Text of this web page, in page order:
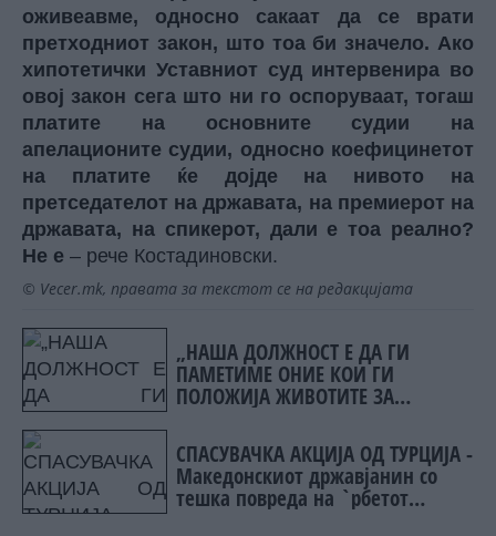
оживеавме, односно сакаат да се врати
претходниот закон, што тоа би значело. Ако
хипотетички Уставниот суд интервенира во
овој закон сега што ни го оспоруваат, тогаш
платите на основните судии на
апелационите судии, односно коефицинетот
на платите ќе дојде на нивото на
претседателот на државата, на премиерот на
државата, на спикерот, дали е тоа реално?
Не е – рече Костадиновски.
© Vecer.mk, правата за текстот се на редакцијата
„НАША ДОЛЖНОСТ Е ДА ГИ
ПАМЕТИМЕ ОНИЕ КОИ ГИ
ПОЛОЖИЈА ЖИВОТИТЕ ЗА
ТАТКОВИНАТА“
СПАСУВАЧКА АКЦИЈА ОД ТУРЦИЈА -
Македонскиот државјанин со
тешка повреда на `рбетот
транспортиран на КАРИЛ